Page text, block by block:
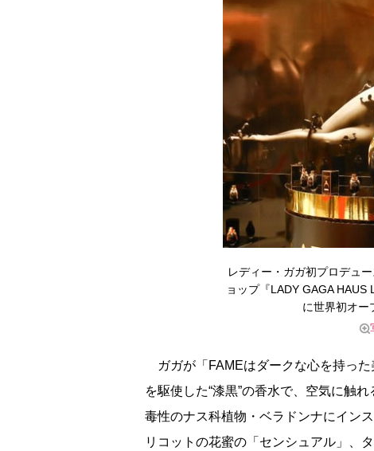
レディー・ガガ初プロデュ
ョップ『LADY GAGA
に世界初オ
ガガが「FAMEはダークな心を持っ
を駆使した“漆黒”の香水で、空気に触
毒性のナス科植物・ベラドンナにイン
リコットの花蜜の「センシュアル」、